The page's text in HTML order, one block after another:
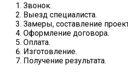
Звонок.
Выезд специалиста.
Замеры, составление
Оформление договора.
Оплата.
Изготовление.
Получение результата.